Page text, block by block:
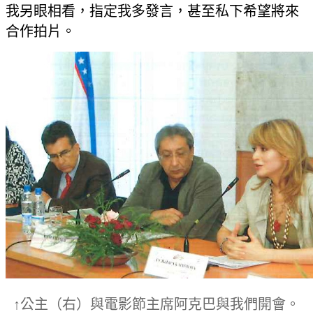
我另眼相看，指定我多發言，甚至私下希望將來
合作拍片。
↑公主（右）與電影節主席阿克巴與我們開會。